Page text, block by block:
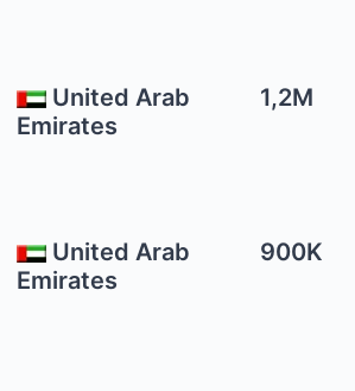
United Arab
Emirates
1,2M
United Arab
Emirates
900K